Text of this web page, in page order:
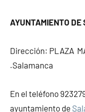
AYUNTAMIENTO
Dirección: PLAZA
.Salamanca
En el teléfono
ayuntamiento de